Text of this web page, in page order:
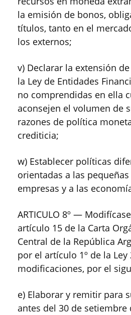
la emisión de bonos,
títulos, tanto en el
los externos;
v) Declarar la extensión
la Ley de Entidades
no comprendidas en ella
aconsejen el volumen de
razones de política
crediticia;
w) Establecer políticas
orientadas a las
empresas y a las
ARTICULO 8º —
artículo 15 de la Carta
Central de la República
por el artículo 1º de la Ley
modificaciones, por el
e) Elaborar y remitir para
antes del 30 de setiembre